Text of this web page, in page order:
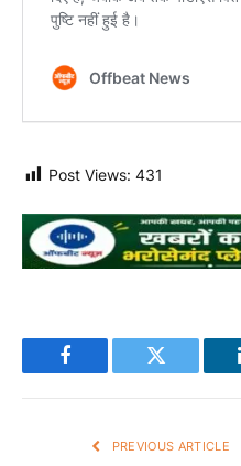
Post Views: 431
Facebook Twitter
PREVIOUS ARTICLE